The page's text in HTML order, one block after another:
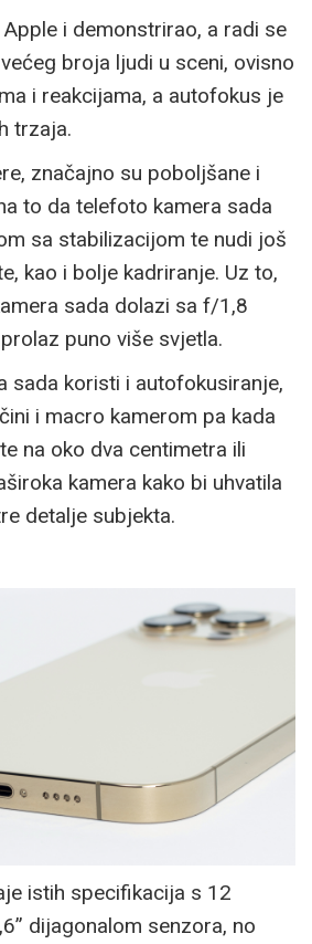
i demonstrirao, a radi se
broja ljudi u sceni, ovisno
i reakcijama, a autofokus je
trzaja.
značajno su poboljšane i
to da telefoto kamera sada
sa stabilizacijom te nudi još
kao i bolje kadriranje. Uz to,
sada dolazi sa f/1,8
puno više svjetla.
sada koristi i autofokusiranje,
i macro kamerom pa kada
na oko dva centimetra ili
kamera kako bi uhvatila
detalje subjekta.
istih specifikacija s 12
dijagonalom senzora, no